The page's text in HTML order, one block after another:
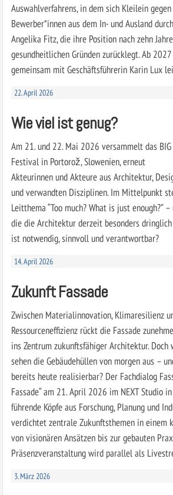
Auswahlverfahrens, in dem sich Kleilein
Bewerber*innen aus dem In- und Ausland
Angelika Fitz, die ihre Position nach zehn
gesundheitlichen Gründen zurücklegt. Ab
gemeinsam mit Geschäftsführerin Karin Lux
22. April 2026
Wie viel ist genug?
Am 21. und 22. Mai 2026 versammelt das BIG
Festival in Portorož, Slowenien, erneut
Akteurinnen und Akteure aus Architektur,
und verwandten Disziplinen. Im Mittelpunkt
Leitthema “Too much? What is just enough?”
die die Architektur derzeit besonders
ist notwendig, sinnvoll und verantwortbar?
14. April 2026
Zukunft Fassade
Zwischen Materialinnovation, Klimaresilienz
Ressourceneffizienz rückt die Fassade
ins Zentrum zukunftsfähiger Architektur. Doch
sehen die Gebäudehüllen von morgen aus –
bereits heute realisierbar? Der Fachdialog
Fassade“ am 21. April 2026 im NEXT Studio
führende Köpfe aus Forschung, Planung und
verdichtet zentrale Zukunftsthemen in einem
von visionären Ansätzen bis zur gebauten
Präsenzveranstaltung wird parallel als
3. März 2026